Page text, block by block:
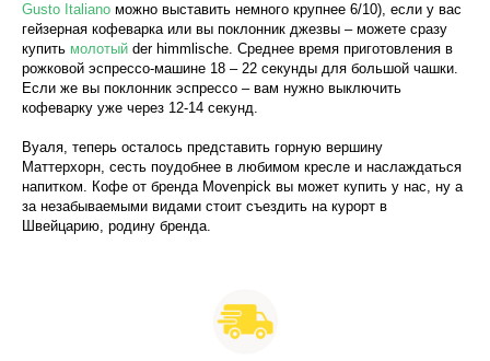
Gusto Italiano можно выставить немного крупнее 6/10), если у вас
гейзерная кофеварка или вы поклонник джезвы – можете сразу
купить молотый der himmlische. Среднее время приготовления в
рожковой эспрессо-машине 18 – 22 секунды для большой чашки.
Если же вы поклонник эспрессо – вам нужно выключить
кофеварку уже через 12-14 секунд.
Вуаля, теперь осталось представить горную вершину
Маттерхорн, сесть поудобнее в любимом кресле и наслаждаться
напитком. Кофе от бренда Movenpick вы может купить у нас, ну а
за незабываемыми видами стоит съездить на курорт в
Швейцарию, родину бренда.